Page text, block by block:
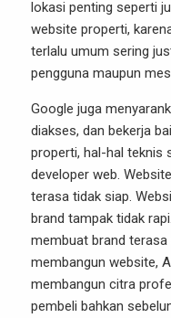
lokasi penting seperti
website properti,
terlalu umum sering
pengguna maupun
Google juga
diakses, dan bekerja
properti, hal-hal teknis
developer web.
terasa tidak siap.
brand tampak tidak
membuat brand terasa
membangun website,
membangun citra
pembeli bahkan